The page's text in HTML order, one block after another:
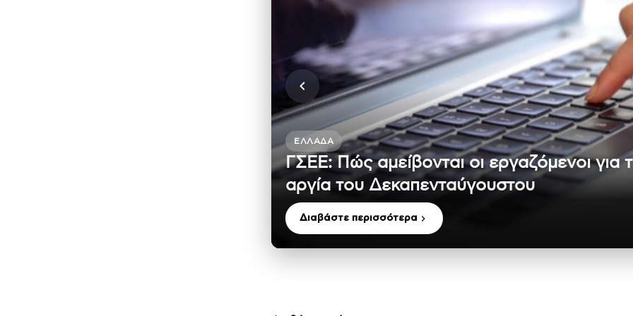
ΕΛΛΆΔΑ
ΓΣΕΕ: Πώς αμείβονται οι εργαζόμενοι για
αργία του Δεκαπενταύγουστου
Διαβάστε περισσότερα